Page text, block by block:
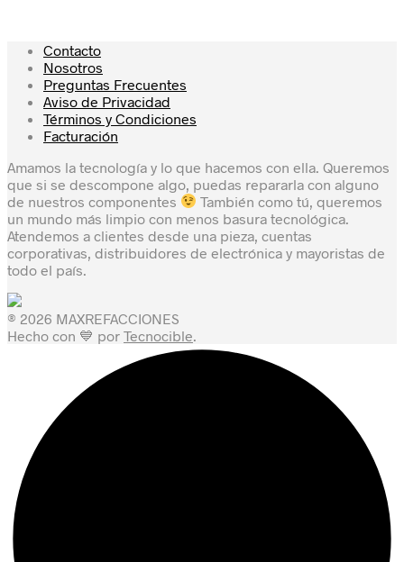
Contacto
Nosotros
Preguntas Frecuentes
Aviso de Privacidad
Términos y Condiciones
Facturación
Amamos la tecnología y lo que hacemos con ella. Queremos
que si se descompone algo, puedas repararla con alguno
de nuestros componentes
También como tú, queremos
un mundo más limpio con menos basura tecnológica.
Atendemos a clientes desde una pieza, cuentas
corporativas, distribuidores de electrónica y mayoristas de
todo el país.
® 2026 MAXREFACCIONES
Hecho con 💙 por Tecnocible